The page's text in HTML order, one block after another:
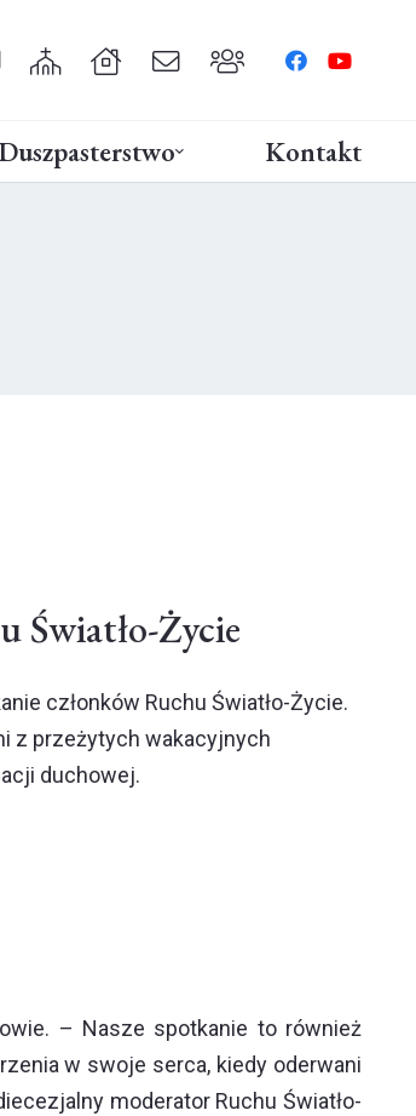
Duszpasterstwo Kontakt
Światło-Życie
członków Ruchu Światło-Życie.
z przeżytych wakacyjnych
duchowej.
– Nasze spotkanie to również
w swoje serca, kiedy oderwani
moderator Ruchu Światło-